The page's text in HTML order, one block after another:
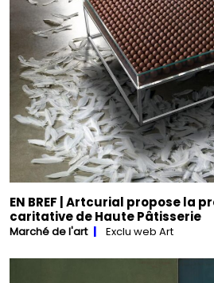
EN BREF | Artcurial propose la
caritative de Haute Pâtisserie
Marché de l'art Exclu web Art